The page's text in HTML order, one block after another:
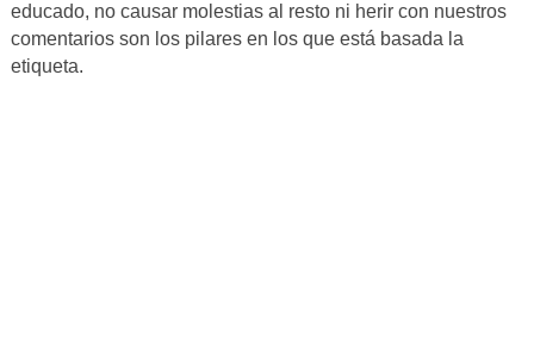
educado, no causar molestias al resto ni herir con nuestros
comentarios son los pilares en los que está basada la
etiqueta.